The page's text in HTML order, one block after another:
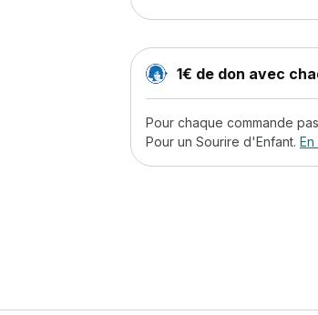
1€ de don avec
Pour chaque commande
Pour un Sourire d'Enfant.